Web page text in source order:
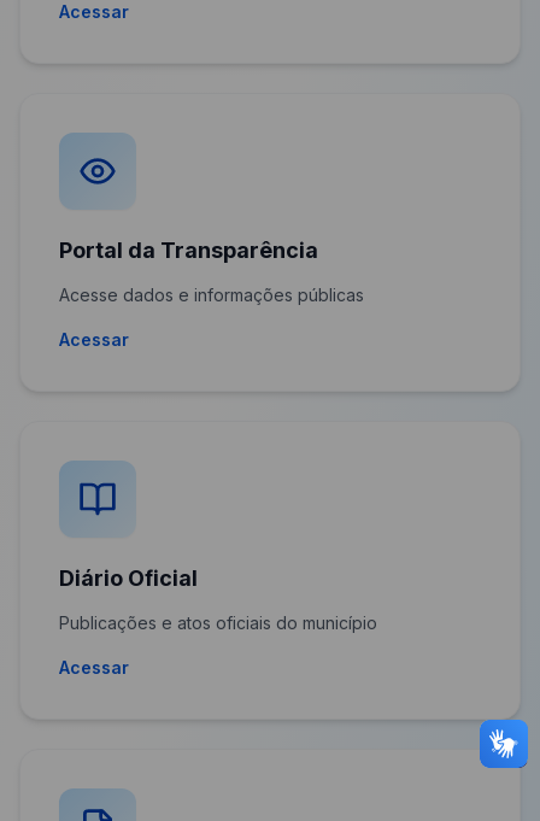
Acessar
Portal da Transparência
Acesse dados e informações públicas
Acessar
Diário Oficial
Publicações e atos oficiais do município
Acessar